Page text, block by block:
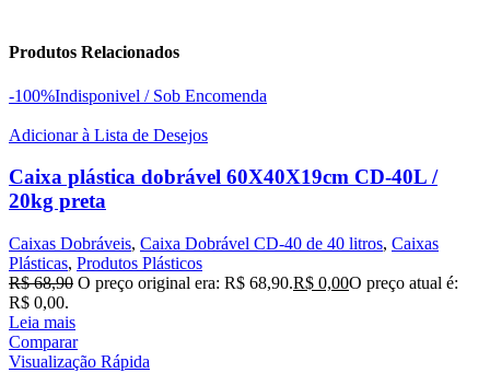
Produtos Relacionados
-100%Indisponivel / Sob Encomenda
Adicionar à Lista de Desejos
Caixa plástica dobrável 60X40X19cm CD-40L /
20kg preta
Caixas Dobráveis, Caixa Dobrável CD-40 de 40 litros, Caixas
Plásticas, Produtos Plásticos
R$68,90 O preço original era: R$ 68,90.R$ 0,00O preço atual é:
R$ 0,00.
Leia mais
Comparar
Visualização Rápida